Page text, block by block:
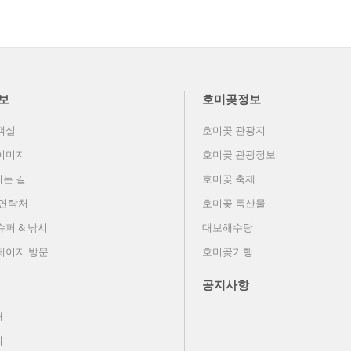
실
미지
길
락처
퍼 & 낚시
이지 방문
호미곶정보
호미곶 관광지
호미곶 관광정보
호미곶 축제
호미곶 특산물
대보해수탕
호미곶기행
공지사항